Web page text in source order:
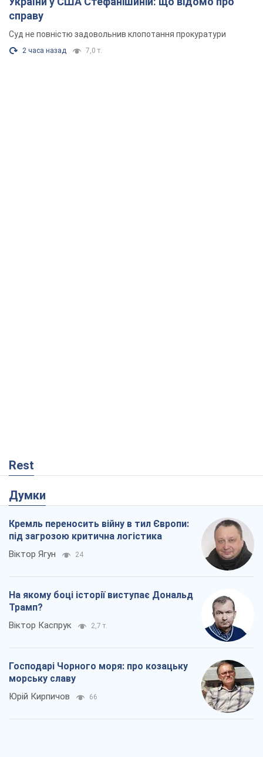
справу
Суд не повністю задовольнив клопотання прокуратури
2 часа назад 7,0 т.
Rest
Думки
Кремль переносить війну в тил Європи:
під загрозою критична логістика
Віктор Ягун 24
На якому боці історії виступає Дональд
Трамп?
Віктор Каспрук 2,7 т.
Господарі Чорного моря: про козацьку
морську славу
Юрій Кирпичов 66